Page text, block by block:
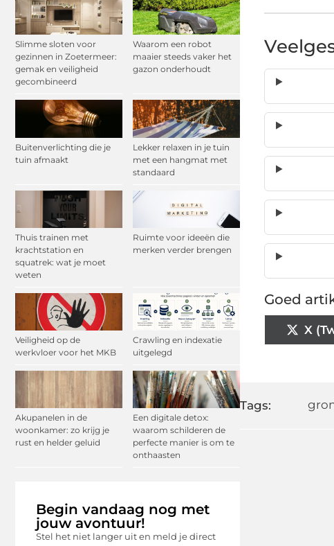
Slimme sloten voor
gezinnen in Zoetermeer:
gemak en veiligheid
gecombineerd
Waarom een robot
maaier steeds vaker het
gazon onderhoudt
Buitenverlichting die je
tuin afmaakt
Lekker relaxen in je tuin
met een hangmat met
standaard
Thuis trainen met
krachtstation en
squatrek: wat je moet
weten
Ruimte voor ideeën die
merken verder brengen
Veiligheid op de
werkvloer voor het MKB
Crawling en indexatie
uitgelegd
Akupanelen in de
woonkamer: zo krijg je
rust en helder geluid
Een digitale detox:
waarom schilderen de
perfecte manier is om te
onthaasten
Begin vandaag nog met
jouw avontuur!
Stel het niet langer uit en meld je direct
Goed
X
Tags: